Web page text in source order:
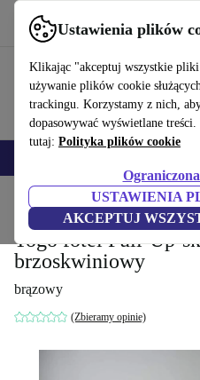
Ustawienia plików
Klikając "akceptuj wszystkie pliki
używanie plików cookie
trackingu. Korzystamy z nich,
dopasowywać wyświetlane
tutaj: Polityka plików cookie
USTAWIENIA
AKCEPTUJ
Korzystaj z refurbed szybko i łatwo
Produkty
Togo fotel Pull-Up-
brzoskwiniowy
brązowy
(Zbieramy opinie)